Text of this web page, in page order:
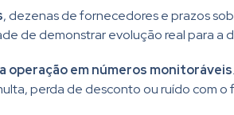
, dezenas de fornecedores e prazos
de demonstrar evolução real para a
operação em números monitoráveis
perda de desconto ou ruído com o